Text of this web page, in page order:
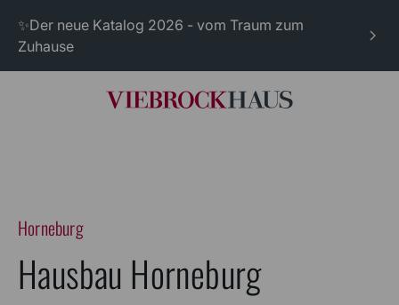
✨Der neue Katalog 2026 - vom Traum zum
Zuhause
Horneburg
Hausbau Horneburg